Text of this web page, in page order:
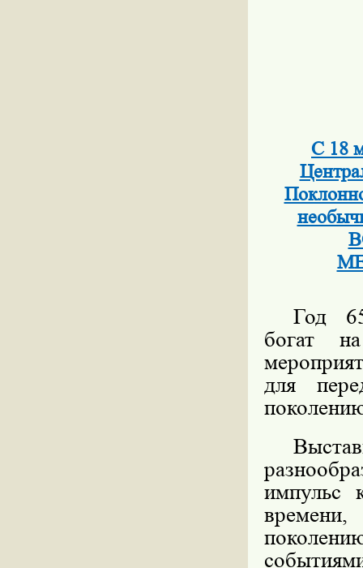
С 18
Год
богат
для
импульс